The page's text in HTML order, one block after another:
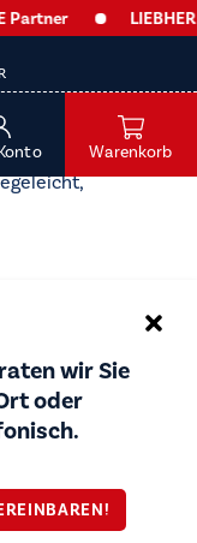
LIEBHERR
Warenkorb
wir Sie
oder